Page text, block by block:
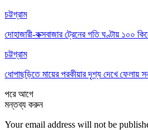
চট্টগ্রাম
দোহাজারী-কক্সবাজার ট্রেনের গতি ঘণ্টায় ১০০
চট্টগ্রাম
ধোপাছড়িতে মায়ের পরকীয়ার দৃশ্য দেখে ফেলায়
পরেআগে
মন্তব্য করুন
Your email address will not be